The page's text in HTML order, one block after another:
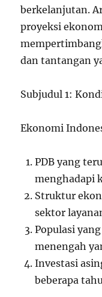
berkelanjutan.
proyeksi
dan tantangan
Subjudul 1:
Ekonomi
PDB yang
menghadapi
Struktur
sektor
Populasi
menengah
Investasi
beberapa